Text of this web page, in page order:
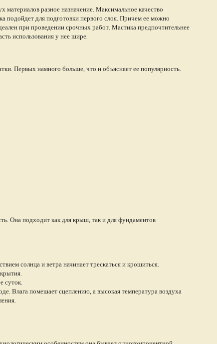
материалов разное назначение. Максимальное качество
подойдет для подготовки первого слоя. Причем ее можно
при проведении срочных работ. Мастика предпочтительнее
использования у нее шире.
Первых намного больше, что и объясняет ее популярность.
Она подходит как для крыш, так и для фундаментов
солнца и ветра начинает трескаться и крошиться.
суток.
Влага помешает сцеплению, а высокая температура воздуха